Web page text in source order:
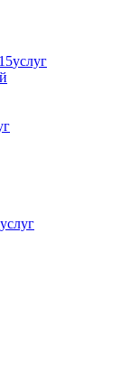
15услуг
услуг